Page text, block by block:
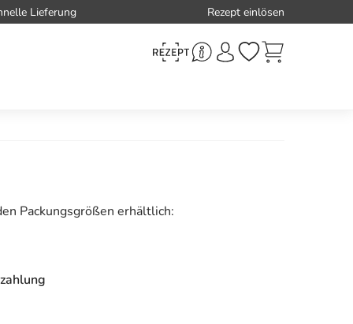
Lieferung Rezept einlösen
Packungsgrößen erhältlich: